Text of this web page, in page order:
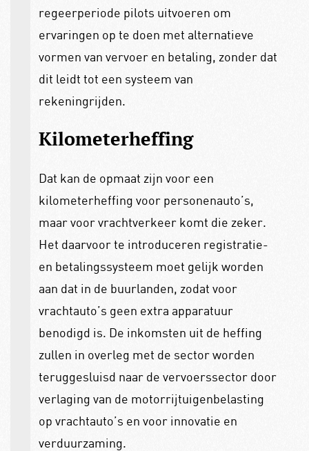
regeerperiode pilots uitvoeren om
ervaringen op te doen met alternatieve
vormen van vervoer en betaling, zonder dat
dit leidt tot een systeem van
rekeningrijden.
Kilometerheffing
Dat kan de opmaat zijn voor een
kilometerheffing voor personenauto’s,
maar voor vrachtverkeer komt die zeker.
Het daarvoor te introduceren registratie-
en betalingssysteem moet gelijk worden
aan dat in de buurlanden, zodat voor
vrachtauto’s geen extra apparatuur
benodigd is. De inkomsten uit de heffing
zullen in overleg met de sector worden
teruggesluisd naar de vervoerssector door
verlaging van de motorrijtuigenbelasting
op vrachtauto’s en voor innovatie en
verduurzaming.